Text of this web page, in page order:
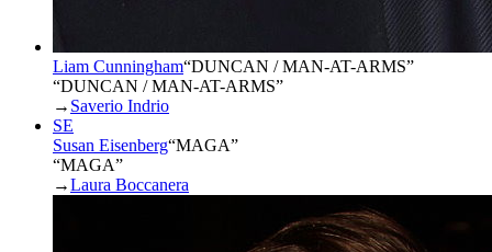
Liam Cunningham“DUNCAN / MAN-AT-ARMS”
“DUNCAN / MAN-AT-ARMS”
→ Saverio Indrio
SE
Susan Eisenberg“MAGA”
“MAGA”
→Laura Boccanera